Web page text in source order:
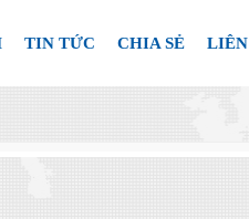
TIN TỨC CHIA SẺ